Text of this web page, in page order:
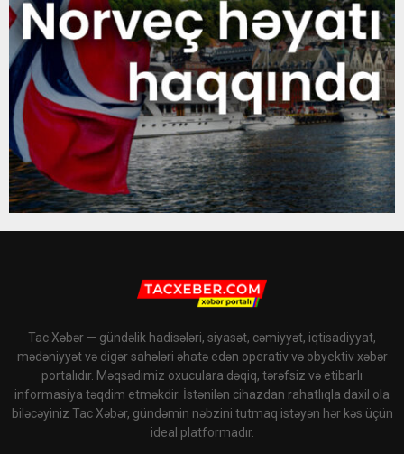
Tac Xəbər — gündəlik hadisələri, siyasət, cəmiyyət, iqtisadiyyat,
mədəniyyət və digər sahələri əhatə edən operativ və obyektiv xəbər
portalıdır. Məqsədimiz oxuculara dəqiq, tərəfsiz və etibarlı
informasiya təqdim etməkdir. İstənilən cihazdan rahatlıqla daxil ola
biləcəyiniz Tac Xəbər, gündəmin nəbzini tutmaq istəyən hər kəs üçün
ideal platformadır.